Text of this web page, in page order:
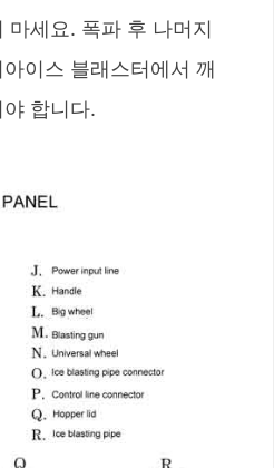
마세요. 폭파 후 나머지
이스 블래스터에서 깨
합니다.